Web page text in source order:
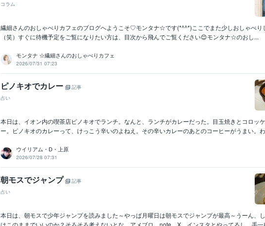
コラム
繊細さんのおしゃべりカフェのブログへようこそ♡モンタナ☆です(*^^*)ここでまた少しおしゃべり
（笑）すぐに待機予定をご覧になりたい方は、目次から飛んでご覧ください😊モンタナ☆のおし...
モンタナ ☆繊細さんのおしゃべりカフェ
2026/07/31 07:23
ピノキオでカレー
記事
占い
本日は、イオン内の喫茶店ピノキオでランチ。なんと、ランチがカレーだった。目玉焼きとコロッ
ー。ピノキオのカレーって、けっこう辛いのよねえ。その辛いカレーのあとのコーヒーがうまい。
ウイリアム・D・上原
2026/07/28 07:31
朝モスでジャンプ
記事
占い
本日は、朝モスで少年ジャンプを読みました～やっぱ月曜日は朝モスでジャンプが最高～うーん、
はこのままでいいのか？そろそろ考えないとな。アメブロ、note、X、インスタとやってるし、手一